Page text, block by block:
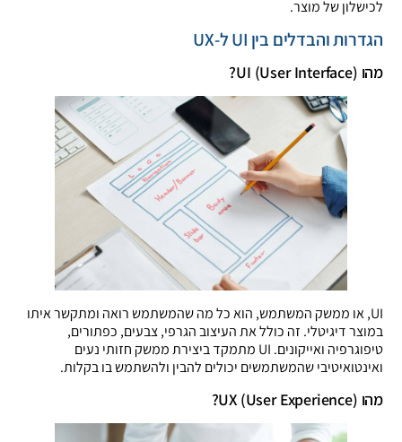
לכישלון של מוצר.
הגדרות והבדלים בין UI ל-UX
מהו UI (User Interface)?
UI, או ממשק המשתמש, הוא כל מה שהמשתמש רואה ומתקשר איתו
במוצר דיגיטלי. זה כולל את העיצוב הגרפי, צבעים, כפתורים,
טיפוגרפיה ואייקונים. UI מתמקד ביצירת ממשק חזותי נעים
ואינטואיטיבי שהמשתמשים יכולים להבין ולהשתמש בו בקלות.
מהו UX (User Experience)?